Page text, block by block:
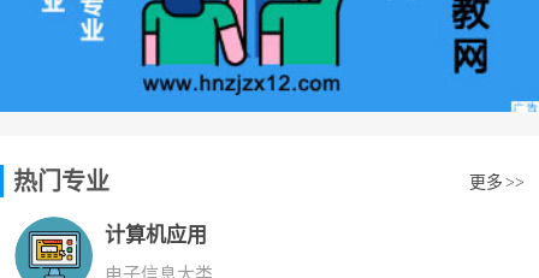
热门专业 更多 >>
计算机应用